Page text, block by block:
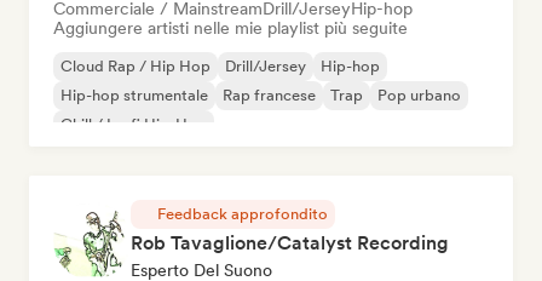
Commerciale / MainstreamDrill/JerseyHip-hop
Aggiungere artisti nelle mie playlist più seguite
Cloud Rap / Hip Hop Drill/Jersey
Hip-hop
Hip-hop strumentale
Rap francese Trap
Pop urbano
Chill / Lo-fi Hip-Hop
Feedback approfondito
Rob Tavaglione/Catalyst Recording
Esperto Del Suono